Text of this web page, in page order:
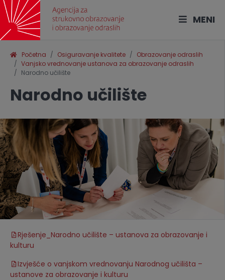
MENI
Početna Osiguravanje kvalitete
Obrazovanje odraslih
Vanjsko vrednovanje ustanova za obrazovanje odraslih
Narodno učilište
Narodno učilište
Rješenje_Narodno učilište – ustanova za obrazovanje i
kulturu
Izvješće o vanjskom vrednovanju Narodnog učilišta –
ustanove za obrazovanje i kulturu